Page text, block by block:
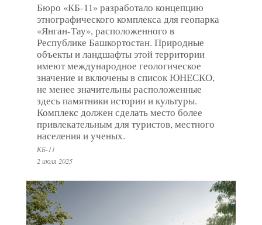
Бюро «КБ-11» разработало концепцию
этнографического комплекса для геопарка
«Янган-Тау», расположенного в
Республике Башкортостан. Природные
объекты и ландшафты этой территории
имеют международное геологическое
значение и включены в список ЮНЕСКО,
не менее значительны расположенные
здесь памятники истории и культуры.
Комплекс должен сделать место более
привлекательным для туристов, местного
населения и ученых.
КБ-11
2 июля 2025